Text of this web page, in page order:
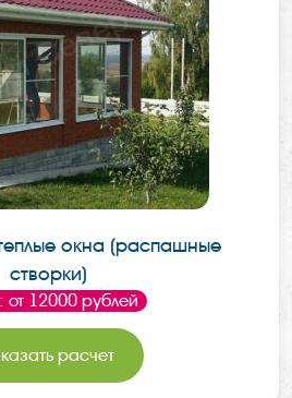
окна (распашные
створки)
от 12000 рублей
расчет